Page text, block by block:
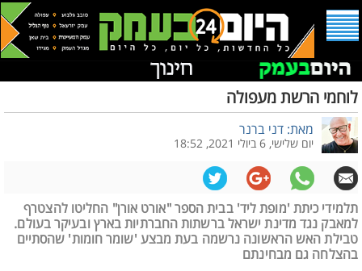
לוחמי הרשת מעפולה
מאת: דני ברנר
יום שלישי, 6 ביולי 2021, 18:52
תלמידי כיתת 'מופת ליד' בבית הספר "אורט אורן" החליטו להצטרף
למאבק נגד מדינת ישראל ברשתות החברתיות בארץ ובעיקר בעולם.
טבילת האש הראשונה נרשמה בעת מבצע 'שומר חומות' שהסתיים
בהצלחה גם מבחינתם